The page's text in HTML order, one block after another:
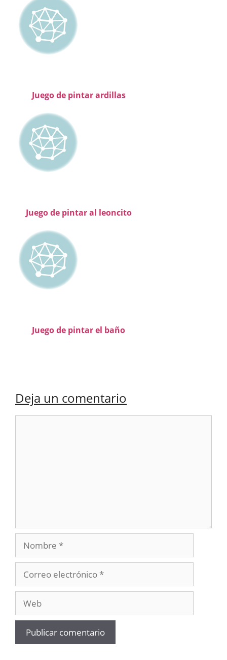
Juego de pintar ardillas
Juego de pintar al leoncito
Juego de pintar el baño
Deja un comentario
Nombre
electrónico